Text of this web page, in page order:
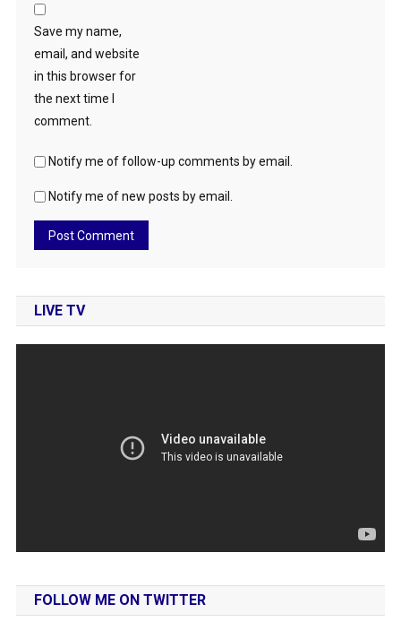
Save my name,
email, and website
in this browser for
the next time I
comment.
Notify me of follow-up comments by email.
Notify me of new posts by email.
LIVE TV
FOLLOW ME ON TWITTER